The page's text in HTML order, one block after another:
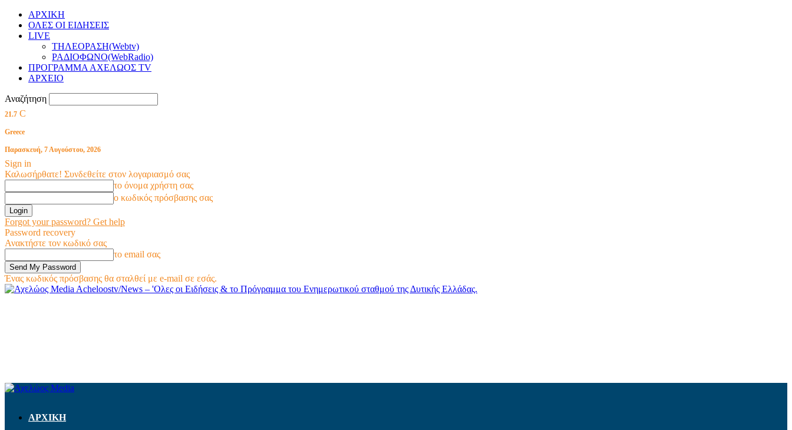
ΑΡΧΙΚΗ
ΟΛΕΣ ΟΙ ΕΙΔΗΣΕΙΣ
LIVE
ΤΗΛΕΟΡΑΣΗ(Webtv)
ΡΑΔΙΟΦΩΝΟ(WebRadio)
ΠΡΟΓΡΑΜΜΑ ΑΧΕΛΩΟΣ TV
ΑΡΧΕΙΟ
Αναζήτηση
21.7 C
Greece
Παρασκευή, 7 Αυγούστου, 2026
Sign in
Καλωσήρθατε! Συνδεθείτε στον λογαριασμό σας
το όνομα χρήστη σας
ο κωδικός πρόσβασης σας
Forgot your password? Get help
Password recovery
Ανακτήστε τον κωδικό σας
το email σας
Ένας κωδικός πρόσβασης θα σταλθεί με e-mail σε εσάς.
Acheloostv/News – 'Ολες οι Ειδήσεις & το Πρόγραμμα του Ενημερωτικού σταθμού της Δυτικής Ελλάδας.
ΑΡΧΙΚΗ